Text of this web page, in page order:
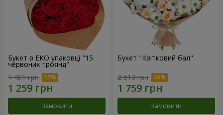
Букет в ЕКО упаковці "15
червоних троянд"
1 481 грн
Замовити
Букет "Квітковий бал"
2 513 грн
Замовити